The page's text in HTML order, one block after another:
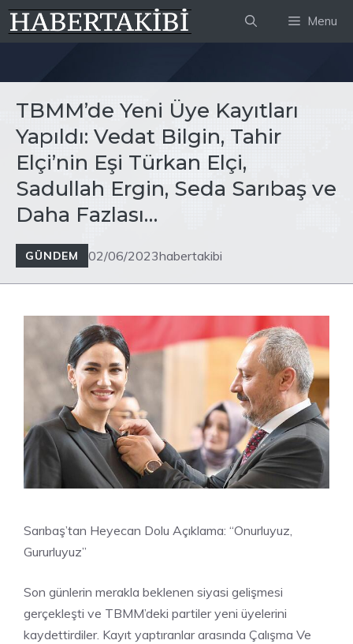
İçeriğe
atla
Menu
TBMM’de Yeni Üye Kayıtları
Yapıldı: Vedat Bilgin, Tahir
Elçi’nin Eşi Türkan Elçi,
Sadullah Ergin, Seda Sarıbaş ve
Daha Fazlası…
GÜNDEM 02/06/2023habertakibi
Sarıbaş’tan Heyecan Dolu Açıklama: “Onurluyuz,
Gururluyuz”
Son günlerin merakla beklenen siyasi gelişmesi
gerçekleşti ve TBMM’deki partiler yeni üyelerini
kaydettirdiler. Kayıt yaptıranlar arasında Çalışma Ve